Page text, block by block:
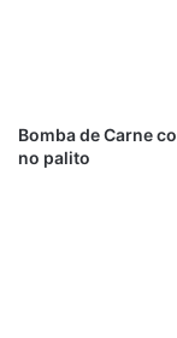
Bomba de Carne
no palito